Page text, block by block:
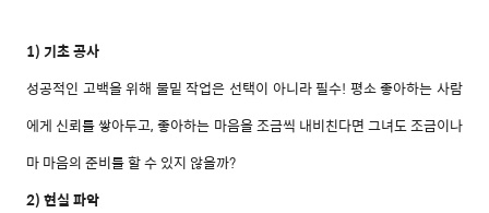
1) 기초 공사
성공적인 고백을 위해 물밑 작업은 선택이 아니라 필수! 평소 좋아하는 사람
에게 신뢰를 쌓아두고, 좋아하는 마음을 조금씩 내비친다면 그녀도 조금이나
마 마음의 준비를 할 수 있지 않을까?
2) 현실 파악